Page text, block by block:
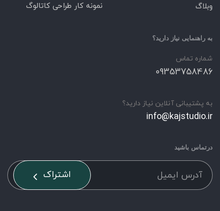
وبلاگ
نمونه کار طراحی کاتالوگ
به راهنمایی نیاز دارید؟
شماره تماس
09353758486
به پشتیبانی آنلاین نیاز دارید؟
info@kajstudio.ir
درتماس باشید
اشتراک